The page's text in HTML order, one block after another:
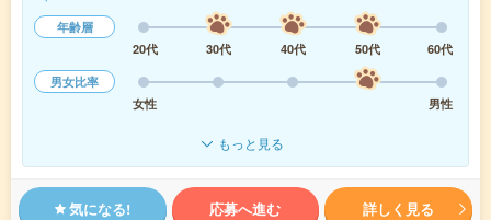
年齢層
20代
30代 40代 50代
60代
男女比率
女性
男性
もっと見る
気になる! 応募へ進む 詳しく見る